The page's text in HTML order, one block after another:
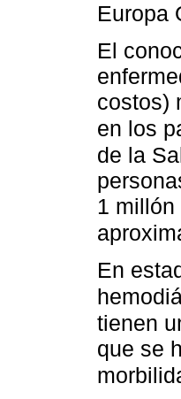
Europa
El
costos)
en los
de la
1
En
tienen
que se